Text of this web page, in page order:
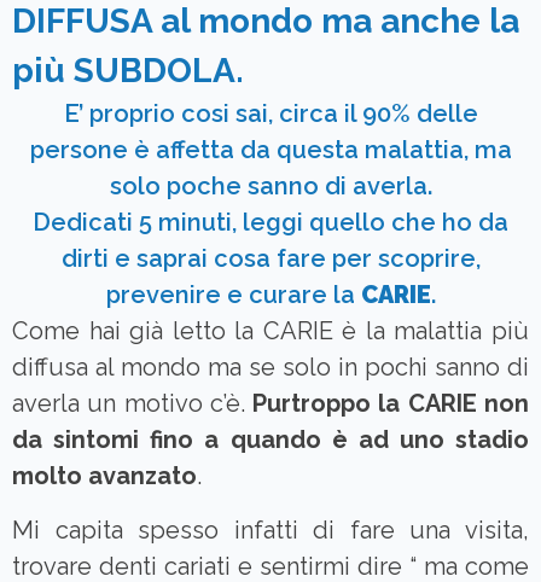
DIFFUSA al mondo ma anche la
più SUBDOLA.
E’ proprio cosi sai, circa il 90% delle
persone è affetta da questa malattia, ma
solo poche sanno di averla.
Dedicati 5 minuti, leggi quello che ho da
dirti e saprai cosa fare per scoprire,
prevenire e curare la CARIE.
Come hai già letto la CARIE è la malattia più
diffusa al mondo ma se solo in pochi sanno di
averla un motivo c’è. Purtroppo la CARIE non
da sintomi fino a quando è ad uno stadio
molto avanzato.
Mi capita spesso infatti di fare una visita,
trovare denti cariati e sentirmi dire “ ma come